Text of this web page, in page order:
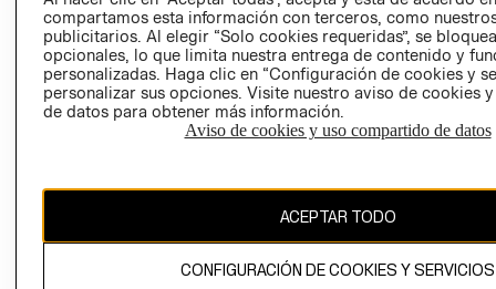
Colombia ($)
CAMBIAR REGIÓN
propiedad de H&M Hennes & Mauritz AB.
compartamos esta información con terceros, como
publicitarios. Al elegir “Solo cookies requeridas”, se
opcionales, lo que limita nuestra entrega de contenido y
personalizadas. Haga clic en “Configuración de cookies y
personalizar sus opciones. Visite nuestro aviso de cookies
de datos para obtener más información.
Aviso de cookies y uso compartido de datos
ACEPTAR TODO
CONFIGURACIÓN DE COOKIES Y SERVICIOS